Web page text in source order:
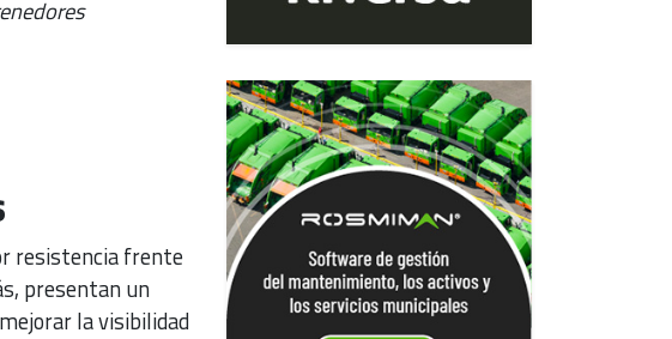
resistencia frente
presentan un
la visibilidad